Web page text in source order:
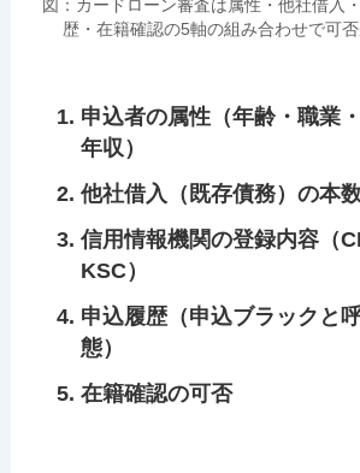
図：カードローン審査は属性・他社借入
歴・在籍確認の5軸の組み合わせで可否
申込者の属性（年齢・職業
年収）
他社借入（既存債務）の本
信用情報機関の登録内容（
KSC）
申込履歴（申込ブラックと
態）
在籍確認の可否